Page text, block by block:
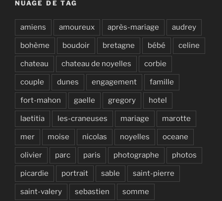
NUAGE DE TAG
amiens amoureux après-mariage audrey
bohème boudoir bretagne bébé celine
chateau chateau de noyelles corbie
couple dunes engagement famille
fort-mahon gaelle gregory hotel
laetitia les-craneuses mariage marotte
mer moise nicolas noyelles oceane
olivier parc paris photographe photos
picardie portrait sable saint-pierre
saint-valery sebastien somme